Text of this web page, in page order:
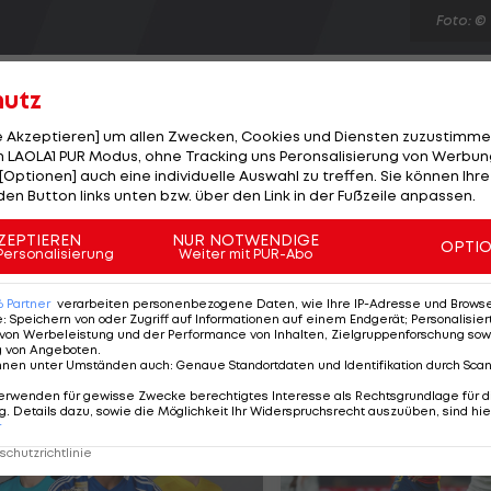
Foto: ©
guten Weg zur WM 2014. Die Truppe rund um
zu einem torlosen Remis. Zapata (26.)
einen Rückschlag hinnehmen und sich auswärts
einzige Treffer (12.). Chile jubelt über einen 2:1-Sieg
dem Fünften Venezuela, das in Bolivien 1:1 spielt.
Akzeptieren] um allen Zwecken, Cookies und Diensten
PUR Modus, ohne Tracking uns Peronsalisierung von
auch eine individuelle Auswahl zu treffen. Sie können
Button links unten bzw. über den Link in der Fußzeile anpassen.
NUR NOTWENDIGE
Weiter mit PUR-Abo
Partner verarbeiten personenbezogene Daten, wie Ihre IP-Adresse und
: Speichern von oder Zugriff auf Informationen auf einem Endgerät;
Werbeleistung und der Performance von Inhalten, Zielgruppenforschung
von Angeboten
unter Umständen auch: Genaue Standortdaten und Identifikation durch
für gewisse Zwecke berechtigtes Interesse als Rechtsgrundlage für
Details dazu, sowie die Möglichkeit Ihr Widerspruchsrecht auszuüben, sind